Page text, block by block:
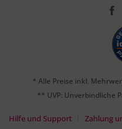
* Alle Preise inkl.
** UVP: Unverbindliche
Hilfe und Support Zahlung